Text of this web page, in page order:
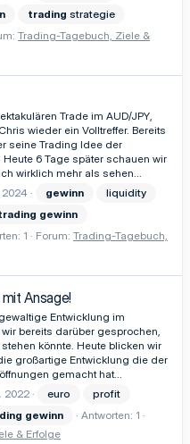
trading strategie
Trading-Tagebuch, Ziele &
Trade im AUD/JPY,
wieder ein Volltreffer. Bereits
seine Trading Idee der
6 Tage später schauen wir
wirklich mehr als sehen...
2024 gewinn
liquidity
gewinn
1 Forum: Trading-Tagebuch,
Ansage!
Entwicklung im
bereits darüber gesprochen,
könnte. Heute blicken wir
großartige Entwicklung die der
gemacht hat...
2022 euro
profit
gewinn
Antworten: 1
& Erfolge